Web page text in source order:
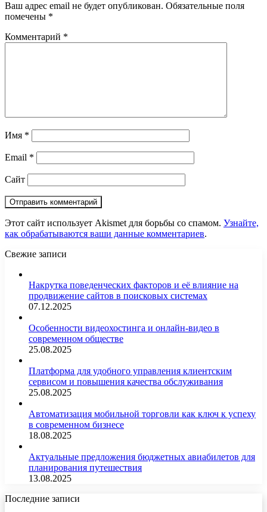
Ваш адрес email не будет опубликован. Обязательные поля
помечены *
Комментарий *
Имя *
Email *
Сайт
Этот сайт использует Akismet для борьбы со спамом. Узнайте,
как обрабатываются ваши данные комментариев.
Свежие записи
Накрутка поведенческих факторов и её влияние на
продвижение сайтов в поисковых системах
07.12.2025
Особенности видеохостинга и онлайн-видео в
современном обществе
25.08.2025
Платформа для удобного управления клиентским
сервисом и повышения качества обслуживания
25.08.2025
Автоматизация мобильной торговли как ключ к успеху
в современном бизнесе
18.08.2025
Актуальные предложения бюджетных авиабилетов для
планирования путешествия
13.08.2025
Последние записи